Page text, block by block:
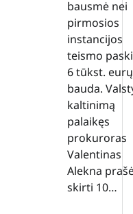
bausmė nei
pirmosios
instancijos
teismo
6 tūkst. eurų
bauda.
kaltinimą
palaikęs
prokuroras
Valentinas
Alekna
skirti 10…